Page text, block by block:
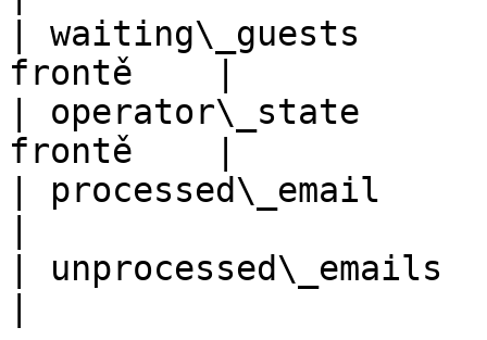
| waiting\_guests
frontě    |
| operator\_state
frontě    |
| processed\_email
|